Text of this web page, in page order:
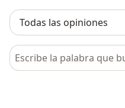
Busca en opiniones